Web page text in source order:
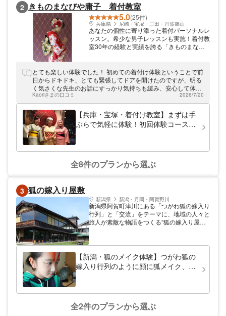
2 きものまなびや庸子 着付教室
5.0(25件)
兵庫県 尼崎・宝塚・三田・丹波篠山
あなたの個性に寄り添った着付パーソナルレ
ッスン。希少な男子レッスンも実施！着付教
室30年の経験と実績を誇る「きものまなび
しています。まだまだ希少な着物男子レッス
ンも開催し、好評をいただいております。ま
た、一級着付師による「似合わせ着付」も体
験可能。出張も対応しているので、ぜひお気
軽にご利用ください。※着付けや現代マナー
などのきものに関しての知識を学ぶ教室のた
め、きものや帯の販売が⽬的ではございませ
ん。勉強会と称して展示会にお連れする事は
とても楽しい体験でした！ 初めての着付け体験ということで前
日からドキドキ、とても緊張してドアを開けたのですが、明る
く気さくな先生のお話にすっかり気持ちも緩み、安心して体験
させていただきました。 丁寧に教えていただき体験の範疇には
収まりきれないほどの贅沢なお時間でした。実際に肌襦袢、着
物を着てみて、ますます着物の世界を自分自身で楽しんでやっ
てみたい！という気持ちが高まりました。この体験を申し込ん
で本当に良かったです。本当にありがとうございました！
Kaoriさまの口コミ 2026/7/20
【兵庫・宝塚・着付け教室】まずは手
ぶらで気軽に体験！初回体験コース
全8件のプランから選ぶ
3 狐の嫁入り屋敷
新潟県 新潟・月岡・阿賀野川
新潟県阿賀町津川にある「つがわ狐の嫁入り
行列」と「交流」をテーマに、地域の人々と
旅人が素敵な物語をつくる“狐の嫁入り屋
子を約1/30で再現したジオラマの展示があ
り、地元のお土産ものを販売しているほか、
お食事も食べることができ、狐のメイク体
験、狐の面づくり体験(絵つけ)、和紙などの
チェンジから車で5分です。
【新潟・狐のメイク体験】つがわ狐の
嫁入り行列のように顔に狐メイク、記
感じるメイク体験
全2件のプランから選ぶ